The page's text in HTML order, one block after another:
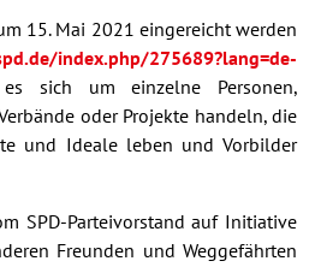
15. Mai 2021 eingereicht werden
index.php/275689?lang=de-
sich um einzelne Personen,
oder Projekte handeln, die
und Ideale leben und Vorbilder
SPD-Parteivorstand auf Initiative
Freunden und Weggefährten